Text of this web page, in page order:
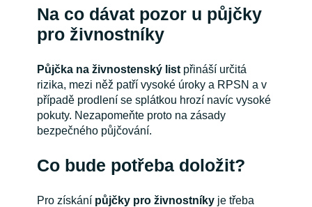
Na co dávat pozor u půjčky
pro živnostníky
Půjčka na živnostenský list přináší určitá
rizika, mezi něž patří vysoké úroky a RPSN a v
případě prodlení se splátkou hrozí navíc vysoké
pokuty. Nezapomeňte proto na zásady
bezpečného půjčování.
Co bude potřeba doložit?
Pro získání půjčky pro živnostníkyje třeba